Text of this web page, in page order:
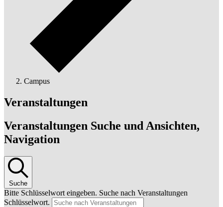
Campus
Veranstaltungen
Veranstaltungen Suche und Ansichten,
Navigation
Suche
Bitte Schlüsselwort eingeben. Suche nach Veranstaltungen
Schlüsselwort.